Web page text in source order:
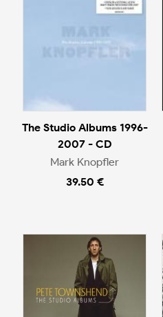
The Studio Albums 1996-
2007 - CD
Mark Knopfler
39.50 €